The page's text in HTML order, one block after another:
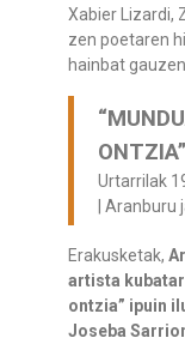
Xabier Lizardi,
zen poetaren
hainbat
Urtarrilak
| Aranburu
Erakusketak,
artista
ontzia” ipuin
Joseba